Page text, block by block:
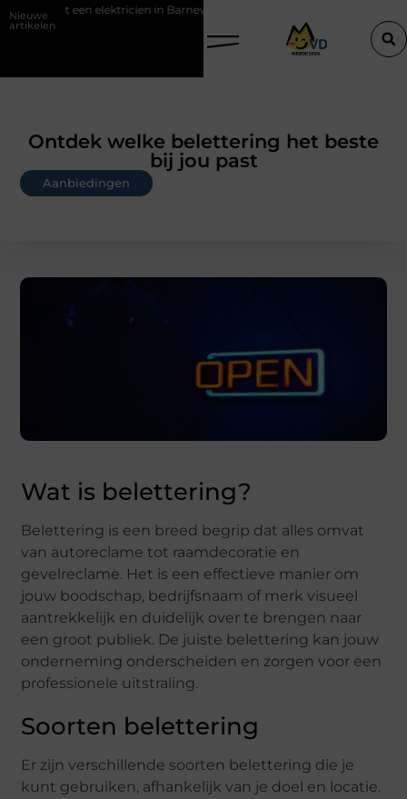
Nieuwe
artikelen
in Barneveld De Perfecte Gids voor Vloerbedekking in
Ontdek welke belettering het beste
bij jou past
Aanbiedingen
Wat is belettering?
Belettering is een breed begrip dat alles omvat
van autoreclame tot raamdecoratie en
gevelreclame. Het is een effectieve manier om
jouw boodschap, bedrijfsnaam of merk visueel
aantrekkelijk en duidelijk over te brengen naar
een groot publiek. De juiste belettering kan jouw
onderneming onderscheiden en zorgen voor een
professionele uitstraling.
Soorten belettering
Er zijn verschillende soorten belettering die je
kunt gebruiken, afhankelijk van je doel en locatie.